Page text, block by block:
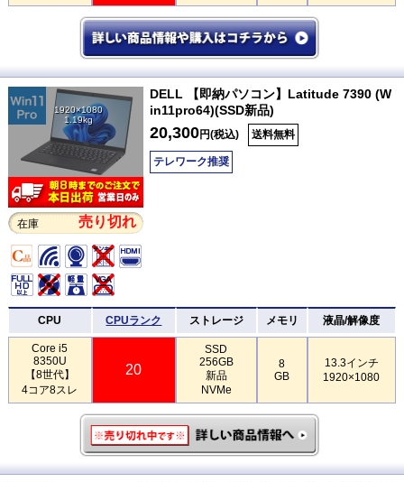
1920×1080
1.19kg
在庫 売り切れ
DELL 【即納パソコン】Latitude 7390 (W
in11pro64)(SSD新品)
20,300円(税込) 送料無料
テレワーク推奨
CPU CPUランク ストレージ メモリ 液晶/解像度
Core i5
8350U
【8世代】
4コア8スレ
20
SSD
256GB
新品
NVMe
8
GB
13.3インチ
1920×1080